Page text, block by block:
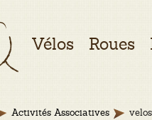
Aller
Aller
au
Vélos Roues
Activités Associatives